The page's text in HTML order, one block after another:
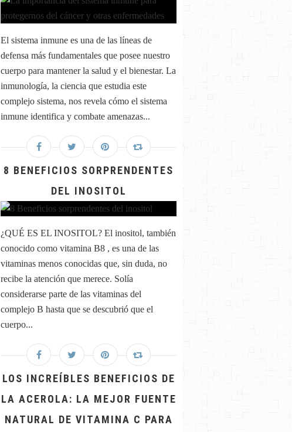
El sistema inmune es una de las líneas de
defensa más fundamentales que posee nuestro
cuerpo para mantener la salud y el bienestar. La
inmunología, la ciencia que estudia este
complejo sistema, nos revela cómo el sistema
inmune identifica y combate amenazas...
8 BENEFICIOS SORPRENDENTES
DEL INOSITOL
¿QUÉ ES EL INOSITOL? El inositol, también
conocido como vitamina B8 , es una de las
vitaminas menos conocidas que, sin duda, no
recibe la atención que merece. Solía
considerarse parte de las vitaminas del
complejo B hasta que se descubrió que el
cuerpo...
LOS INCREÍBLES BENEFICIOS DE
LA ACEROLA: LA MEJOR FUENTE
NATURAL DE VITAMINA C PARA